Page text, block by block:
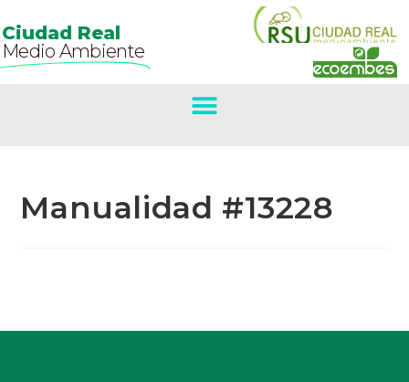
Ciudad Real
Medio Ambiente
Manualidad #13228
Primer Premio